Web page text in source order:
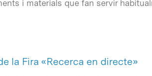
i materials que fan servir
la Fira «Recerca en directe»